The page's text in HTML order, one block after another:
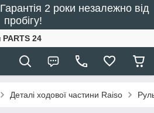
2 роки незалежно від
пробігу!
24
Деталі ходової частини Raiso